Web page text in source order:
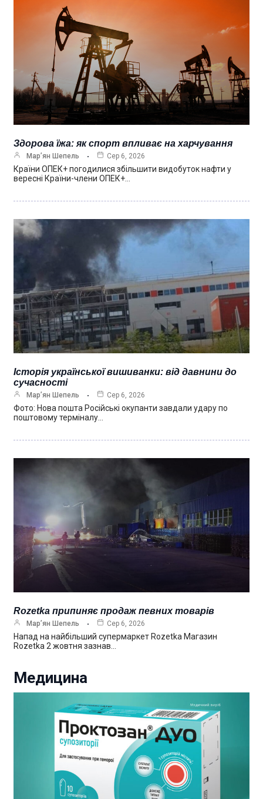
Здорова їжа: як спорт впливає на харчування
Мар’ян Шепель Сер 6, 2026
Країни ОПЕК+ погодилися збільшити видобуток нафти у
вересні Країни-члени ОПЕК+…
Історія української вишиванки: від давнини до
сучасності
Мар’ян Шепель Сер 6, 2026
Фото: Нова пошта Російські окупанти завдали удару по
поштовому терміналу…
Rozetka припиняє продаж певних товарів
Мар’ян Шепель Сер 6, 2026
Напад на найбільший супермаркет Rozetka Магазин
Rozetka 2 жовтня зазнав…
Медицина